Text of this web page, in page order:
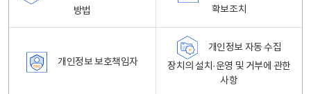
방법
확보조치
개인정보 보호책임자
개인정보 자동 수집
장치의 설치·운영 및 거부에 관한
사항